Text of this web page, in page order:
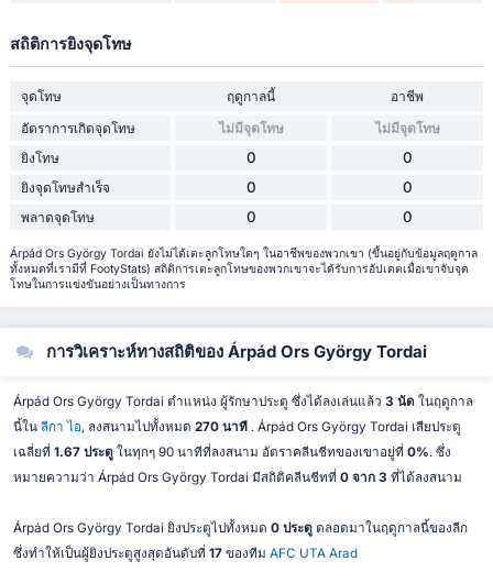
สถิติการยิงจุดโทษ
จุดโทษ ฤดูกาลนี้
อาชีพ
อัตราการเกิดจุดโทษ
ไม่มีจุดโทษ
ไม่มีจุดโทษ
ยิงโทษ
0 0
ยิงจุดโทษสำเร็จ 0 0
พลาดจุดโทษ 0 0
Árpád Ors György Tordai ยังไม่ได้เตะลูกโทษใดๆ ในอาชีพของพวกเขา (ขึ้นอยู่กับข้อมูลฤดูกาล
ทั้งหมดที่เรามีที่ FootyStats) สถิติการเตะลูกโทษของพวกเขาจะได้รับการอัปเดตเมื่อเขาจับจุด
โทษในการแข่งขันอย่างเป็นทางการ
การวิเคราะห์ทางสถิติของ Árpád Ors György Tordai
Árpád Ors György Tordai ตำแหน่ง ผู้รักษาประตู ซึ่งได้ลงเล่นแล้ว 3 นัดในฤดูกาล
นี้ใน ลีกา ไอ, ลงสนามไปทั้งหมด 270 นาที . Árpád Ors György Tordai เสียประตู
เฉลี่ยที่ 1.67 ประตูในทุกๆ 90 นาทีที่ลงสนาม อัตราคลีนชีทของเขาอยู่ที่ 0%. ซึ่ง
หมายความว่า Árpád Ors György Tordai มีสถิติคลีนชีทที่ 0 จาก 3 ที่ได้ลงสนาม
Árpád Ors György Tordai ยิงประตูไปทั้งหมด 0 ประตูตลอดมาในฤดูกาลนี้ของลีก
ซึ่งทำให้เป็นผู้ยิงประตูสูงสุดอันดับที่ 17ของทีม AFC UTA Arad